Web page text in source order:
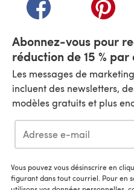
Abonnez-vous pour
réduction de 15 %
Les messages de
incluent des newsletters,
modèles gratuits et plus
Vous pouvez vous désinscrire en
figurant dans tout courriel. Pour en